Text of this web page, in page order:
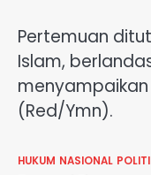
Pertemuan
Islam,
(Red/Ymn).
HUKUM NASIONAL